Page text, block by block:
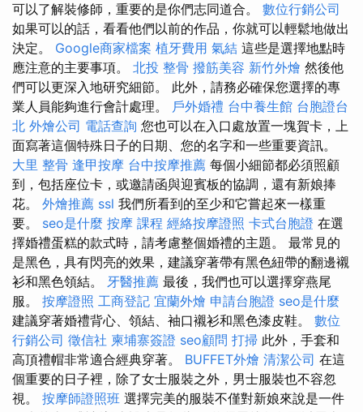
可以了解裝修師，重要的是你們志同道合。 數位行銷公司
如果可以的話，看看他們以前的作品，你就可以輕鬆地做出
決定。 Google商家檔案 植牙費用 氣結 這些是選擇地點時
應注意的主要事項。 北投 整骨 撥筋美容 新竹外燴 然後他
們可以更深入地研究細節。 此外，請務必確保您選擇的專
業人員能夠進行會計處理。 戶外婚禮 台中養生館 台胞證台
北 外燴公司 電話查詢 您也可以在入口處放置一塊賀卡，上
面寫著這個特殊日子的日期、您的名字和一些重要資訊。
大里 整骨 逢甲按摩 台中按摩推薦 每個小細節都必須照顧
到，包括座位卡，或邀請函與迎賓板的協調，還有新娘捧
花。 外燴推薦 ssl 我們所看到的至少和它嘗起來一樣重
要。 seo是什麼 按摩 課程 經絡按摩證照 卡式台胞證 在選
擇婚禮蛋糕的款式時，請考慮整個婚禮的主題。 最常見的
是黑色，具有閃亮的效果，建議穿著帶有黑色紐帶的翻邊襯
衫和黑色領結。 牙醫推薦 最後，我們也可以選擇穿燕尾
服。 按摩證照 工商登記 宜蘭外燴 申請台胞證 seo是什麼
建議穿著婚禮背心、領結、袖口襯衫和黑色漆皮鞋。 數位
行銷公司 徵信社 柬埔寨簽證 seo顧問 打掃 此外，手套和
高頂禮帽非常適合經典穿著。 BUFFET外燴 清潔公司 在這
個重要的日子裡，除了女士服裝之外，男士服裝也不容忽
視。 按摩師證照班 選擇完美的服裝不僅對新娘來說是一件